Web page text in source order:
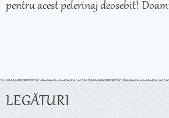
pentru acest pelerinaj deosebit!
LEGĂTURI